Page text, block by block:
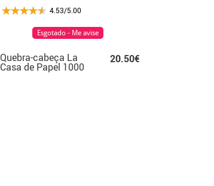
4.53/5.00
Quebra-cabeça La
Casa de Papel 1000
peças máscara
20.50€
Esgotado - Me avise